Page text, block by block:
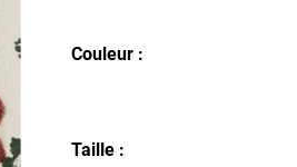
Couleur
Taille